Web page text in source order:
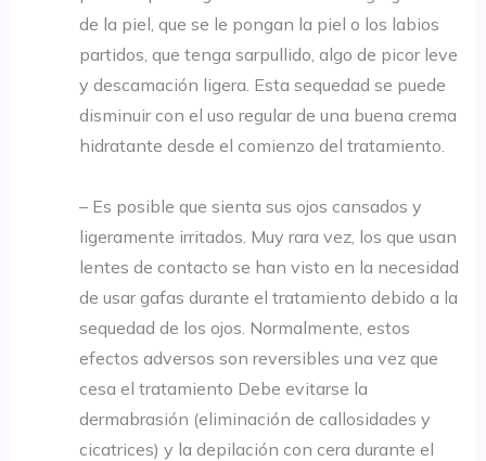
de la piel, que se le pongan la piel o los labios
partidos, que tenga sarpullido, algo de picor leve
y descamación ligera. Esta sequedad se puede
disminuir con el uso regular de una buena crema
hidratante desde el comienzo del tratamiento.
– Es posible que sienta sus ojos cansados y
ligeramente irritados. Muy rara vez, los que usan
lentes de contacto se han visto en la necesidad
de usar gafas durante el tratamiento debido a la
sequedad de los ojos. Normalmente, estos
efectos adversos son reversibles una vez que
cesa el tratamiento Debe evitarse la
dermabrasión (eliminación de callosidades y
cicatrices) y la depilación con cera durante el